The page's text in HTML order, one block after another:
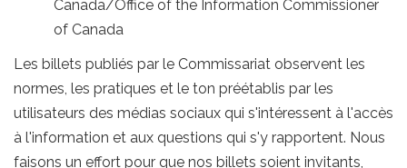
Canada/Office of the Information Commissioner
of Canada
Les billets publiés par le Commissariat observent les
normes, les pratiques et le ton préétablis par les
utilisateurs des médias sociaux qui s'intéressent à l'accès
à l'information et aux questions qui s'y rapportent. Nous
faisons un effort pour que nos billets soient invitants,